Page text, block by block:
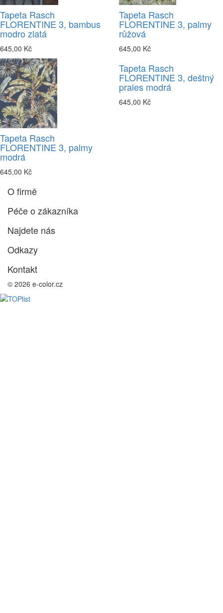
Tapeta Rasch
FLORENTINE 3, bambus
modro zlatá
645,00 Kč
Tapeta Rasch
FLORENTINE 3, palmy
růžová
645,00 Kč
Tapeta Rasch
FLORENTINE 3, palmy
modrá
645,00 Kč
Tapeta Rasch
FLORENTINE 3, deštný
prales modrá
645,00 Kč
O firmě
Péče o zákazníka
Najdete nás
Odkazy
Kontakt
© 2026 e-color.cz